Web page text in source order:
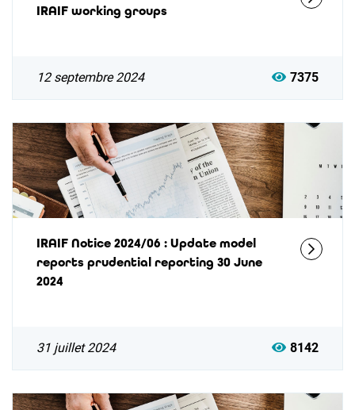
IRAIF working groups
12 septembre 2024 7375
IRAIF Notice 2024/06 : Update model
reports prudential reporting 30 June
2024
31 juillet 2024 8142